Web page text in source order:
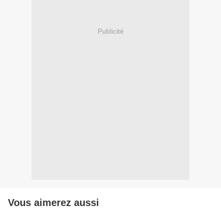
Publicité
Vous aimerez aussi